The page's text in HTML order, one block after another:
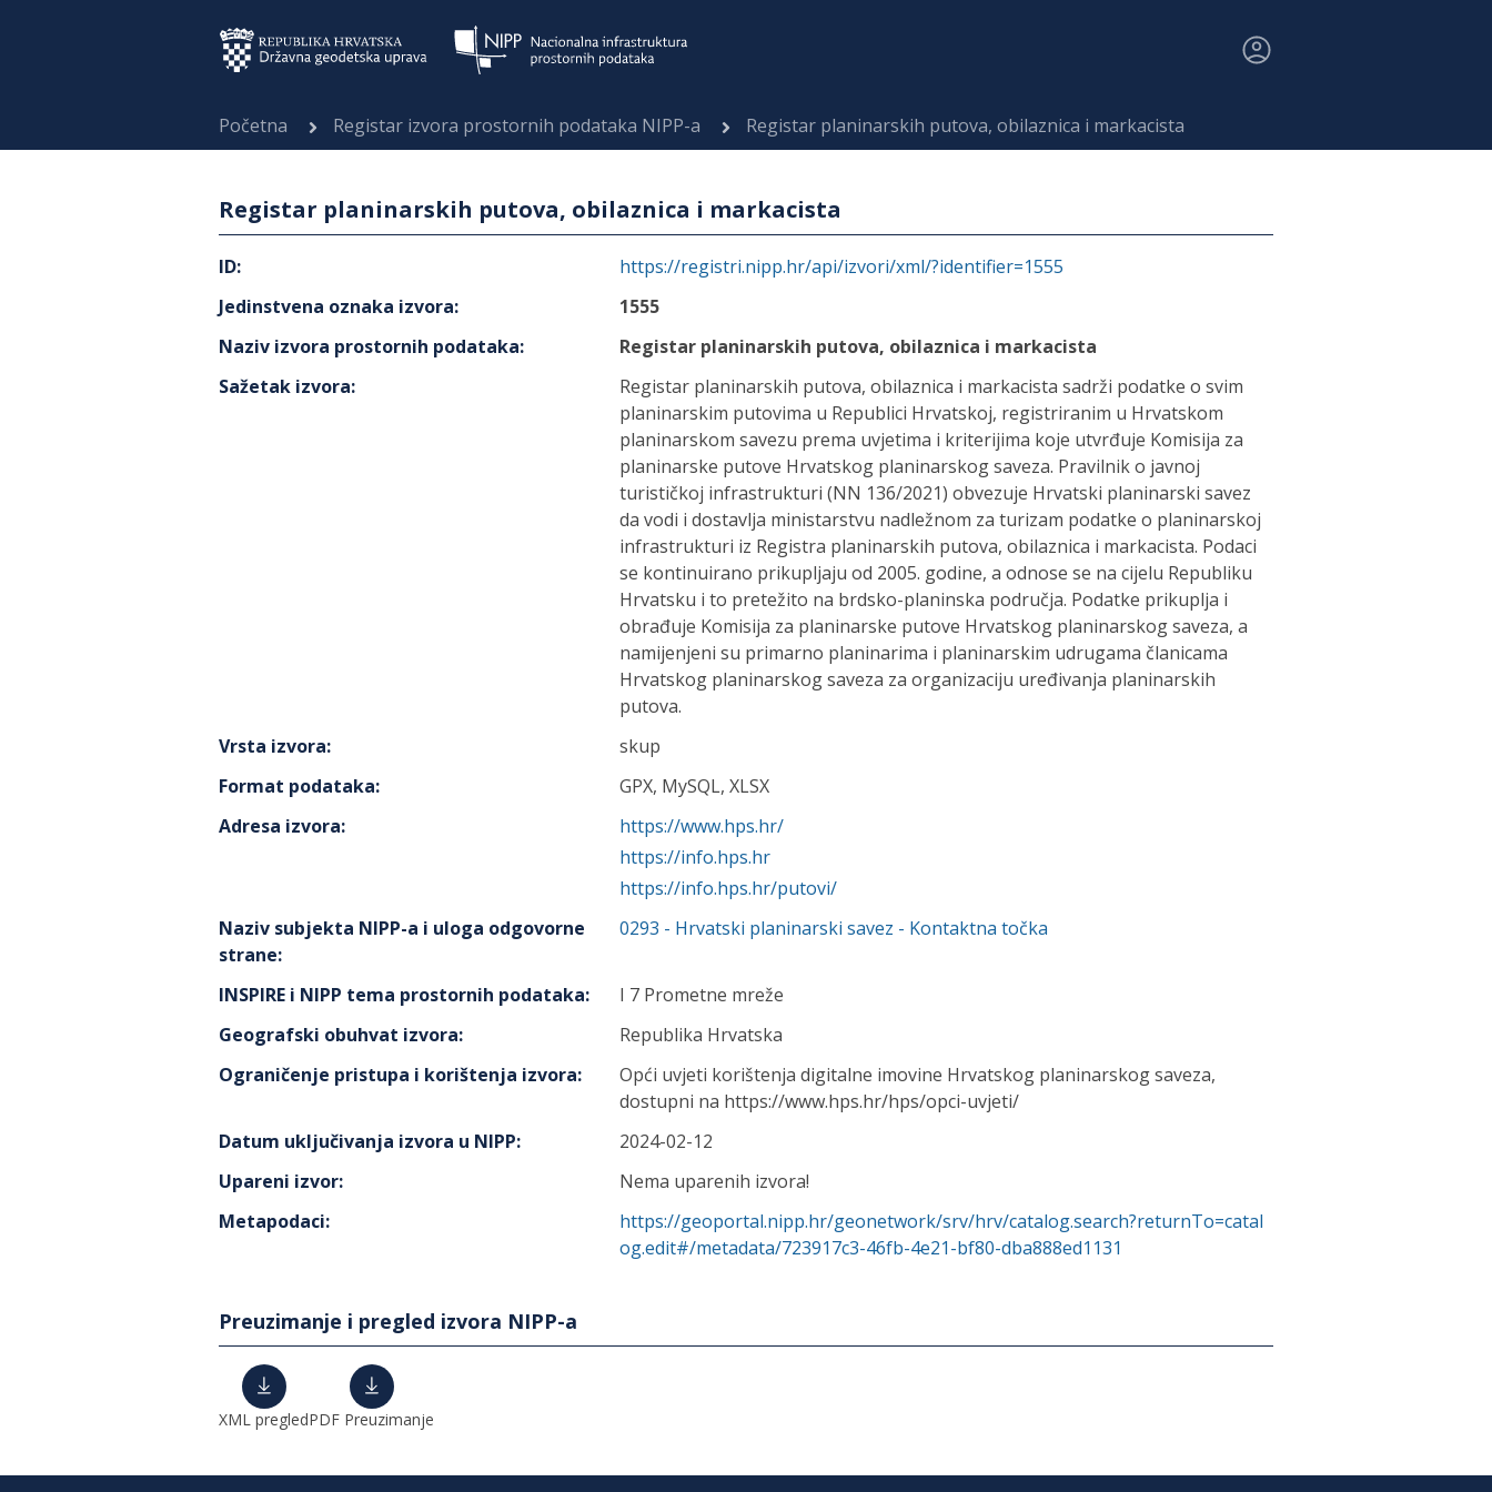
Početna Registar izvora prostornih podataka NIPP-a Registar planinarskih putova, obilaznica i markacista
Registar planinarskih putova, obilaznica i markacista
ID:
https://registri.nipp.hr/api/izvori/xml/?identifier=1555
Jedinstvena oznaka izvora:
1555
Naziv izvora prostornih podataka:
Registar planinarskih putova, obilaznica i markacista
Sažetak izvora:
Registar planinarskih putova, obilaznica i markacista sadrži podatke o svim
planinarskim putovima u Republici Hrvatskoj, registriranim u Hrvatskom
planinarskom savezu prema uvjetima i kriterijima koje utvrđuje Komisija za
planinarske putove Hrvatskog planinarskog saveza. Pravilnik o javnoj
turističkoj infrastrukturi (NN 136/2021) obvezuje Hrvatski planinarski savez
da vodi i dostavlja ministarstvu nadležnom za turizam podatke o planinarskoj
infrastrukturi iz Registra planinarskih putova, obilaznica i markacista. Podaci
se kontinuirano prikupljaju od 2005. godine, a odnose se na cijelu Republiku
Hrvatsku i to pretežito na brdsko-planinska područja. Podatke prikuplja i
obrađuje Komisija za planinarske putove Hrvatskog planinarskog saveza, a
namijenjeni su primarno planinarima i planinarskim udrugama članicama
Hrvatskog planinarskog saveza za organizaciju uređivanja planinarskih
putova.
Vrsta izvora:
skup
Format podataka:
GPX, MySQL, XLSX
Adresa izvora:
https://www.hps.hr/
https://info.hps.hr
https://info.hps.hr/putovi/
Naziv subjekta NIPP-a i uloga odgovorne
strane:
0293 - Hrvatski planinarski savez - Kontaktna točka
INSPIRE i NIPP tema prostornih podataka:
I 7 Prometne mreže
Geografski obuhvat izvora:
Republika Hrvatska
Ograničenje pristupa i korištenja izvora:
Opći uvjeti korištenja digitalne imovine Hrvatskog planinarskog saveza,
dostupni na https://www.hps.hr/hps/opci-uvjeti/
Datum uključivanja izvora u NIPP:
2024-02-12
Upareni izvor:
Nema uparenih izvora!
Metapodaci:
https://geoportal.nipp.hr/geonetwork/srv/hrv/catalog.search?returnTo=catal
og.edit#/metadata/723917c3-46fb-4e21-bf80-dba888ed1131
Preuzimanje i pregled izvora NIPP-a
XML pregledPDF Preuzimanje